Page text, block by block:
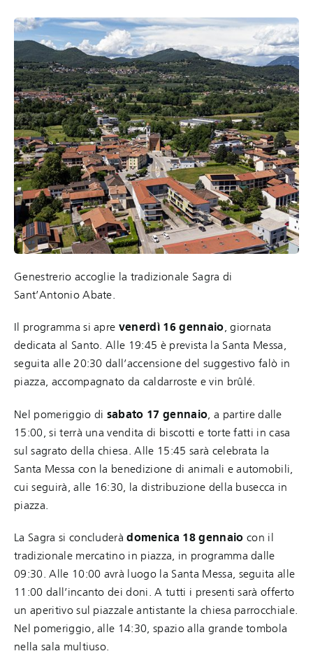
Genestrerio accoglie la tradizionale Sagra di
Sant’Antonio Abate.
Il programma si apre venerdì 16 gennaio, giornata
dedicata al Santo. Alle 19:45 è prevista la Santa Messa,
seguita alle 20:30 dall’accensione del suggestivo falò in
piazza, accompagnato da caldarroste e vin brûlé.
Nel pomeriggio di sabato 17 gennaio , a partire dalle
15:00, si terrà una vendita di biscotti e torte fatti in casa
sul sagrato della chiesa. Alle 15:45 sarà celebrata la
Santa Messa con la benedizione di animali e automobili,
cui seguirà, alle 16:30, la distribuzione della busecca in
piazza.
La Sagra si concluderàdomenica 18 gennaio con il
tradizionale mercatino in piazza, in programma dalle
09:30. Alle 10:00 avrà luogo la Santa Messa, seguita alle
11:00 dall’incanto dei doni. A tutti i presenti sarà offerto
un aperitivo sul piazzale antistante la chiesa parrocchiale.
Nel pomeriggio, alle 14:30, spazio alla grande tombola
nella sala multiuso.